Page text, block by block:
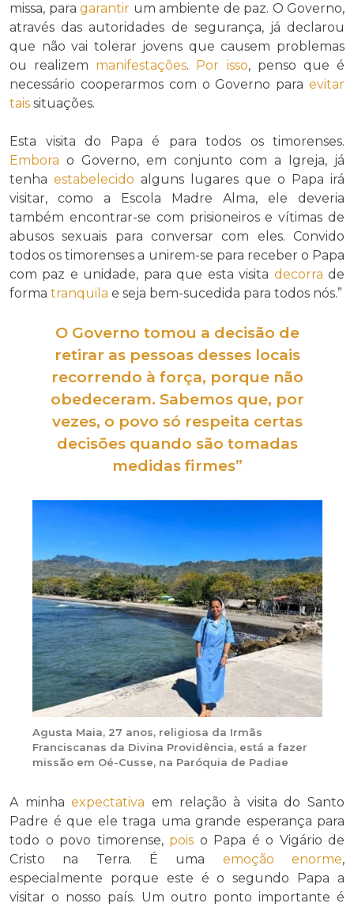
missa, para garantir um ambiente de paz. O Governo,
através das autoridades de segurança, já declarou
que não vai tolerar jovens que causem problemas
ou realizem manifestações. Por isso, penso que é
necessário cooperarmos com o Governo para evitar
tais situações.
Esta visita do Papa é para todos os timorenses.
Embora o Governo, em conjunto com a Igreja, já
tenha estabelecido alguns lugares que o Papa irá
visitar, como a Escola Madre Alma, ele deveria
também encontrar-se com prisioneiros e vítimas de
abusos sexuais para conversar com eles. Convido
todos os timorenses a unirem-se para receber o Papa
com paz e unidade, para que esta visita decorra de
forma tranquila e seja bem-sucedida para todos nós.”
O Governo tomou a decisão de
retirar as pessoas desses locais
recorrendo à força, porque não
obedeceram. Sabemos que, por
vezes, o povo só respeita certas
decisões quando são tomadas
medidas firmes”
Agusta Maia, 27 anos, religiosa da Irmãs
Franciscanas da Divina Providência, está a fazer
missão em Oé-Cusse, na Paróquia de Padiae
A minhaexpectativa em relação à visita do Santo
Padre é que ele traga uma grande esperança para
todo o povo timorense, pois o Papa é o Vigário de
Cristo na Terra. É uma emoção enorme,
especialmente porque este é o segundo Papa a
visitar o nosso país. Um outro ponto importante é